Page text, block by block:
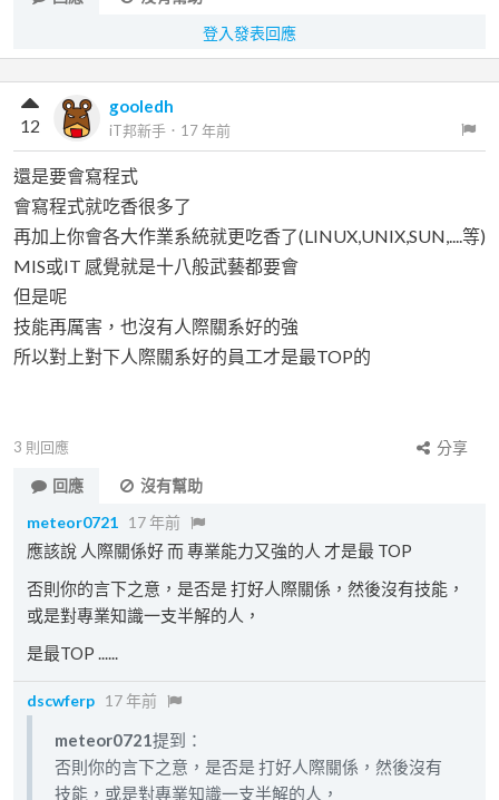
登入發表回應
gooledh
iT邦新手 ． 17 年前
12
還是要會寫程式
會寫程式就吃香很多了
再加上你會各大作業系統就更吃香了(LINUX,UNIX,SUN,....等)
MIS或IT 感覺就是十八般武藝都要會
但是呢
技能再厲害，也沒有人際關系好的強
所以對上對下人際關系好的員工才是最TOP的
3 則回應
分享
回應
沒有幫助
meteor0721 17 年前
應該說 人際關係好 而 專業能力又強的人 才是最 TOP
否則你的言下之意，是否是 打好人際關係，然後沒有技能，
或是對專業知識一支半解的人，
是最TOP ......
dscwferp 17 年前
meteor0721提到：
否則你的言下之意，是否是 打好人際關係，然後沒有
技能，或是對專業知識一支半解的人，